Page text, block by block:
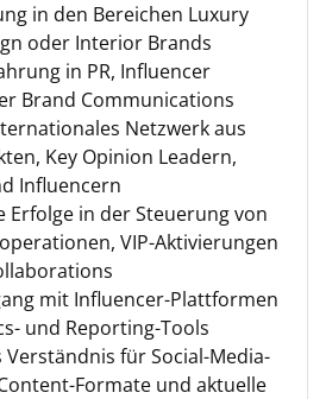
in den Bereichen Luxury
oder Interior Brands
in PR, Influencer
Brand Communications
Netzwerk aus
Key Opinion Leadern,
Influencern
Erfolge in der Steuerung von
VIP-Aktivierungen
mit Influencer-Plattformen
und Reporting-Tools
Verständnis für Social-Media-
Formate und aktuelle